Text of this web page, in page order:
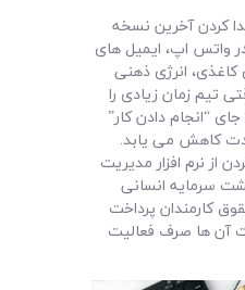
کردن آخرین نسخه
واتس اپ، ایمیل های
انرژی ذهنی
تیم زمان زیادی را
“انجام دادن کار”
کاهش می یابد.
از نرم افزار مدیریت
سرمایه انسانی
کارمندان پرداخت
آن ها صرف فعالیت